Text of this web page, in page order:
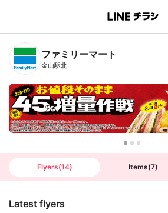
B
n
T
ファミリーマート
金山駅北
Flyers(14) Items(7)
Latest flyers